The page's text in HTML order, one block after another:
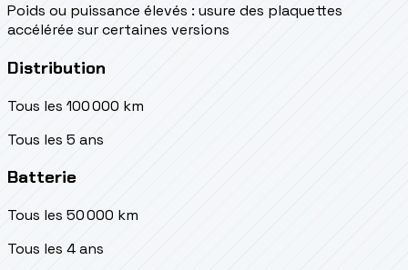
Poids ou puissance élevés : usure des plaquettes
accélérée sur certaines versions
Distribution
Tous les 100 000 km
Tous les 5 ans
Batterie
Tous les 50 000 km
Tous les 4 ans